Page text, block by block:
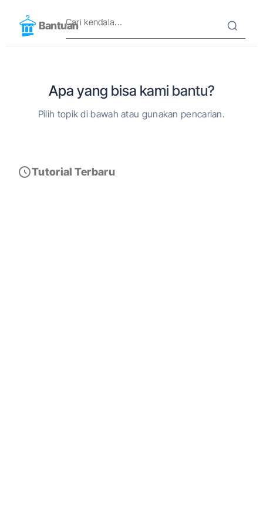
Bantuan
Apa yang bisa kami bantu?
Pilih topik di bawah atau gunakan pencarian.
Tutorial Terbaru